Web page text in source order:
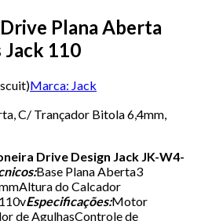
Plana Aberta
Jack 110
)Marca: Jack
C/ Trançador Bitola 6,4mm,
Drive Design Jack JK-W4-
Base Plana Aberta3
do Calcador
Especificações:Motor
de AgulhasControle de